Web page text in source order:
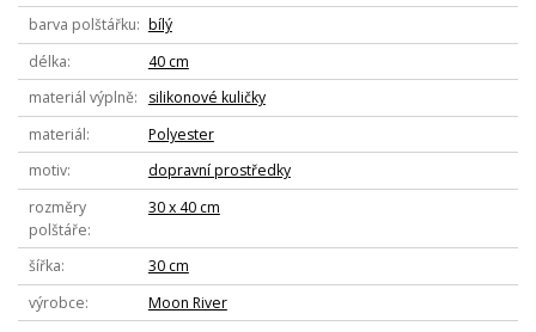
barva polštářku
bílý
délka
40 cm
materiál výplně
silikonové kuličky
materiál
Polyester
motiv
dopravní prostředky
rozměry
polštáře
30 x 40 cm
šířka
30 cm
výrobce
Moon River